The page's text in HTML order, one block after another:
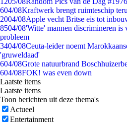
604/08Kraftwerk brengt ruimteschip
2004/08Apple vecht Britse eis tot
8504/08'Witte' mannen discrimineren is
probleem
3404/08Ceuta-leider noemt
'gruweldaad'
604/08Grote natuurbrand
604/08FOK! was even down
Laatste items
Laatste items
Toon berichten uit deze thema's
Actueel
Entertainment